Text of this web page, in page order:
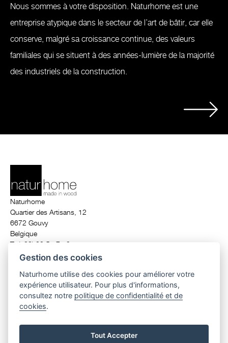
Nous sommes à votre disposition. Naturhome est une
entreprise atypique dans le secteur de l’art de bâtir, car elle
conserve, malgré sa croissance continue, des valeurs
familiales qui se situent à des années-lumière de la majorité
des industriels de la construction.
Naturhome
Quartier des Artisans, 12
6672 Gouvy
Belgique
info@naturhome.be
© 2026 Naturhome.All rights reserved.
maison écologique en bois|ossature bois|construction maison en bois
belgique|maison de luxe belgique
Gestion des cookies
Naturhome utilise des cookies pour améliorer votre
expérience utilisateur. Pour plus d'informations,
consultez notre politique de confidentialité et de
cookies.
Tout Accepter